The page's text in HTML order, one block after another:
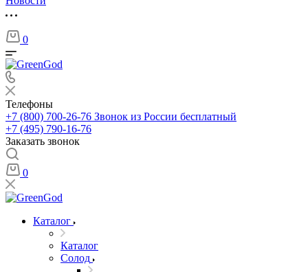
0
Телефоны
+7 (800) 700-26-76 Звонок из России бесплатный
+7 (495) 790-16-76
Заказать звонок
0
Каталог
Каталог
Солод